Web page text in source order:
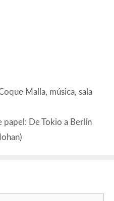
Malla, música,sala
papel: De Tokio a Berlín